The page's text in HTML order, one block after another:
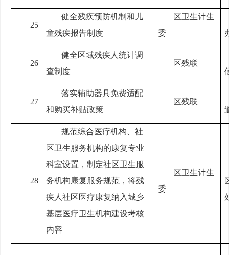
25
健全残疾预防机制和儿
童残疾报告制度
区卫生计生
委
26
健全区域残疾人统计调
查制度
区残联
27
落实辅助器具免费适配
和购买补贴政策
区残联
28
规范综合医疗机构、社
区卫生服务机构的康复专业
科室设置，制定社区卫生服
务机构康复服务规范，将残
疾人社区医疗康复纳入城乡
基层医疗卫生机构建设考核
内容
区卫生计生
委